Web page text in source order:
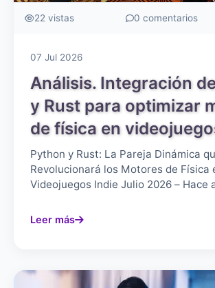
22 vistas 0 comentarios
07 Jul 2026
Análisis. Integración
y Rust para optimizar
de física en
Python y Rust: La Pareja Dinámica
Revolucionará los Motores de Física
Videojuegos Indie Julio 2026 – Hace
Leer más